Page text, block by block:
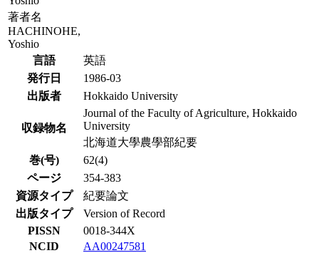
著者名
HACHINOHE,
Yoshio
言語
英語
発行日
1986-03
出版者
Hokkaido University
収録物名
Journal of the Faculty of Agriculture, Hokkaido
University
北海道大學農學部紀要
巻(号)
62(4)
ページ
354-383
資源タイプ
紀要論文
出版タイプ
Version of Record
PISSN
0018-344X
NCID
AA00247581